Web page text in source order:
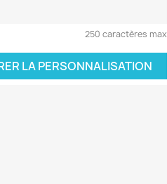
250 caractères max
LA PERSONNALISATION